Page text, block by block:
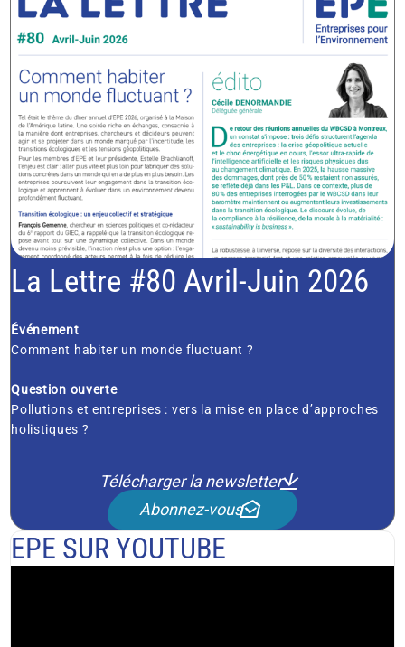
La Lettre #80 Avril-Juin 2026
Événement
Comment habiter un monde fluctuant ?
Question ouverte
Pollutions et entreprises : vers la mise en place d’approches
holistiques ?
Télécharger la newsletter
Abonnez-vous
EPE SUR YOUTUBE